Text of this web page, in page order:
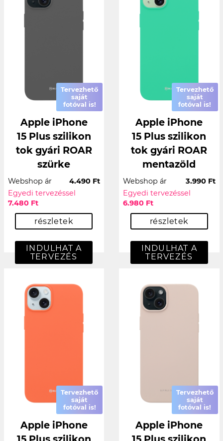
Tervezhető
saját
fotóval is!
Apple iPhone
15 Plus szilikon
tok gyári ROAR
szürke
Webshop ár
4.490 Ft
Egyedi tervezéssel
7.480 Ft
részletek
INDULHAT A
TERVEZÉS
Tervezhető
saját
fotóval is!
Apple iPhone
15 Plus szilikon
tok gyári ROAR
mentazöld
Webshop ár
3.990 Ft
Egyedi tervezéssel
6.980 Ft
részletek
INDULHAT A
TERVEZÉS
Tervezhető
saját
fotóval is!
Apple iPhone
Tervezhető
saját
fotóval is!
Apple iPhone